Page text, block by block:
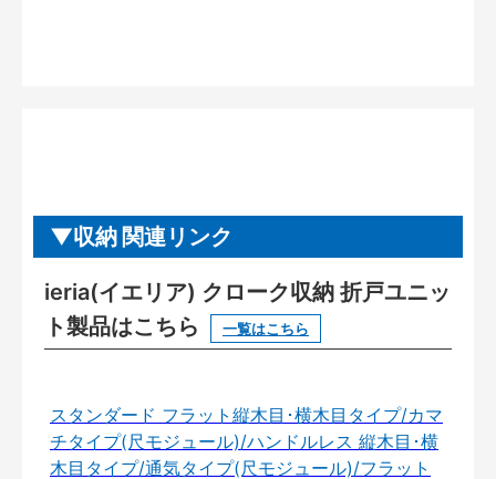
収納 関連リンク
ieria(イエリア) クローク収納 折戸ユニッ
ト製品はこちら
一覧はこちら
スタンダード フラット縦木目･横木目タイプ/カマ
チタイプ(尺モジュール)/ハンドルレス 縦木目･横
木目タイプ/通気タイプ(尺モジュール)/フラット